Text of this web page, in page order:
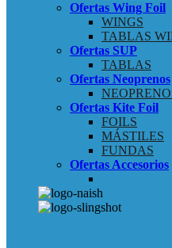
Ofertas Wing Foil
WINGS
TABLAS
Ofertas SUP
TABLAS
Ofertas Neoprenos
Ofertas Kite Foil
FOILS
MÁSTILES
FUNDAS
Ofertas Accesorios